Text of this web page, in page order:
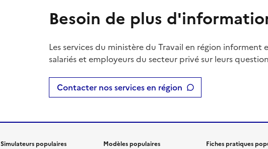
Besoin de plus
Les services du ministère du Travail en région informent
salariés et employeurs du secteur privé sur leurs
Contacter nos services en région
Simulateurs populaires
Modèles populaires
Fiches pratiques